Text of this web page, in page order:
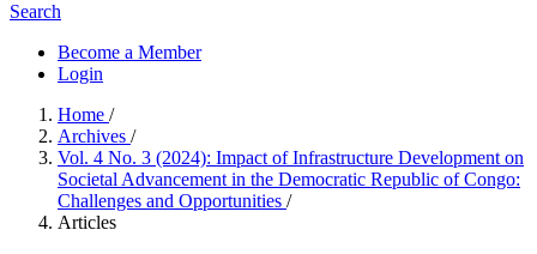
Search
Become a Member
Login
Home /
Archives /
Vol. 4 No. 3 (2024): Impact of Infrastructure Development on
Societal Advancement in the Democratic Republic of Congo:
Challenges and Opportunities /
Articles